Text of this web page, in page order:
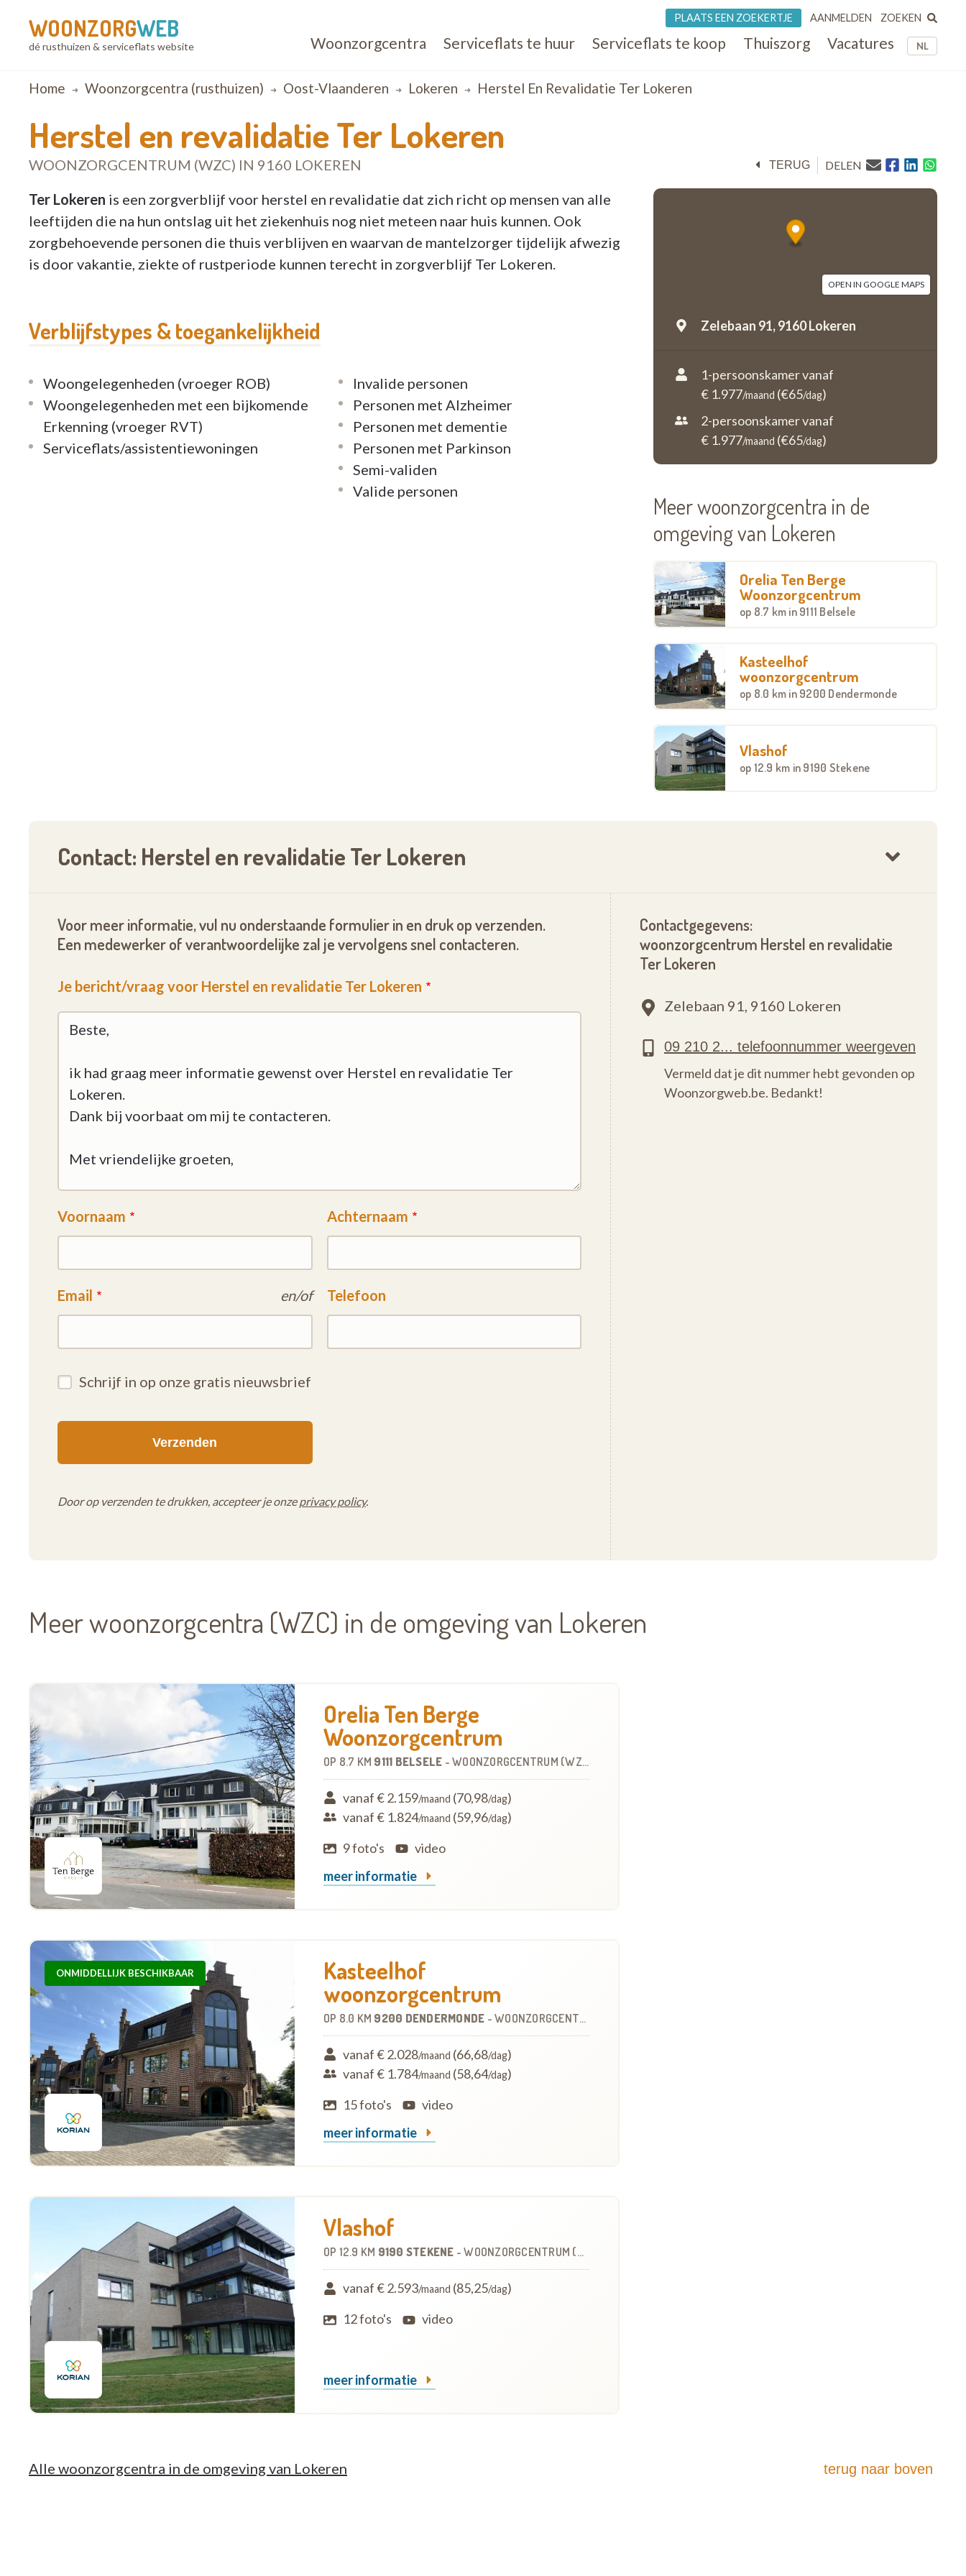
WOONZORGWEB
dé rusthuizen & serviceflats website NL
Woonzorgcentra Serviceflats te huur Serviceflats te koop Thuiszorg Vacatures
PLAATS EEN ZOEKERTJE AANMELDEN ZOEKEN
Breadcrumb
Home Woonzorgcentra (rusthuizen) Oost-Vlaanderen Lokeren Herstel En Revalidatie Ter Lokeren
Herstel en revalidatie Ter Lokeren
WOONZORGCENTRUM (WZC) IN 9160 LOKEREN TERUG DELEN
OPEN IN GOOGLE MAPS
Zelebaan 91,9160 Lokeren
1-persoonskamer vanaf
€ 1.977/maand (€65/dag)
2-persoonskamer vanaf
€ 1.977/maand (€65/dag)
Ter Lokeren is een zorgverblijf voor herstel en revalidatie dat zich richt op mensen van alle
leeftijden die na hun ontslag uit het ziekenhuis nog niet meteen naar huis kunnen. Ook
zorgbehoevende personen die thuis verblijven en waarvan de mantelzorger tijdelijk afwezig
is door vakantie, ziekte of rustperiode kunnen terecht in zorgverblijf Ter Lokeren.
Verblijfstypes & toegankelijkheid
Woongelegenheden (vroeger ROB)
Woongelegenheden met een bijkomende
Erkenning (vroeger RVT)
Serviceflats/assistentiewoningen
Invalide personen
Personen met Alzheimer
Personen met dementie
Personen met Parkinson
Semi-validen
Valide personen
Meer woonzorgcentra in de
omgeving van Lokeren
Orelia Ten Berge
Woonzorgcentrum
op 8.7 km in 9111 Belsele
Kasteelhof
woonzorgcentrum
op 8.0 km in 9200 Dendermonde
Vlashof
op 12.9 km in 9190 Stekene
Contact: Herstel en revalidatie Ter Lokeren
Voor meer informatie, vul nu onderstaande formulier in en druk op verzenden.
Een medewerker of verantwoordelijke zal je vervolgens snel contacteren.
Je bericht/vraag voor Herstel en revalidatie Ter Lokeren
Voornaam Achternaam
Email en/of Telefoon
Schrijf in op onze gratis nieuwsbrief
Door op verzenden te drukken, accepteer je onzeprivacy policy.
Contactgegevens:
woonzorgcentrum Herstel en revalidatie
Ter Lokeren
Zelebaan 91, 9160 Lokeren
Vermeld dat je dit nummer hebt gevonden op
Woonzorgweb.be. Bedankt!
Meer woonzorgcentra (WZC) in de omgeving van Lokeren
Orelia Ten Berge
Woonzorgcentrum
OP 8.7 KM 9111 BELSELE -WOONZORGCENTRUM (WZC)
vanaf € 2.159/maand (70,98/dag)
vanaf € 1.824/maand (59,96/dag)
9 foto's
video
meer informatie
ONMIDDELLIJK BESCHIKBAAR Kasteelhof
woonzorgcentrum
OP 8.0 KM 9200 DENDERMONDE -WOONZORGCENTRUM (WZC)
vanaf € 2.028/maand (66,68/dag)
vanaf € 1.784/maand (58,64/dag)
15 foto's
video
meer informatie
Vlashof
OP 12.9 KM 9190 STEKENE -WOONZORGCENTRUM (WZC)
vanaf € 2.593/maand (85,25/dag)
12 foto's
video
meer informatie
Alle woonzorgcentra in de omgeving van Lokeren terug naar boven